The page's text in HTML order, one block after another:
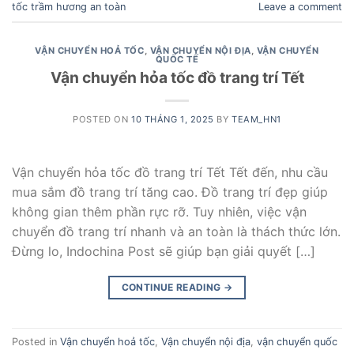
tốc trầm hương an toàn
Leave a comment
VẬN CHUYỂN HOẢ TỐC VẬN CHUYỂN NỘI ĐỊA VẬN CHUYỂN
QUỐC TẾ
Vận chuyển hỏa tốc đồ trang trí Tết
POSTED ON 10 THÁNG 1, 2025 BYTEAM_HN1
Vận chuyển hỏa tốc đồ trang trí Tết Tết đến, nhu cầu
mua sắm đồ trang trí tăng cao. Đồ trang trí đẹp giúp
không gian thêm phần rực rỡ. Tuy nhiên, việc vận
chuyển đồ trang trí nhanh và an toàn là thách thức lớn.
Đừng lo, Indochina Post sẽ giúp bạn giải quyết […]
CONTINUE READING →
Posted in Vận chuyển hoả tốc Vận chuyển nội địa vận chuyển quốc